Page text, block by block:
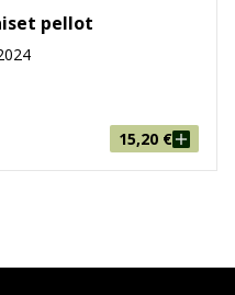
pellot
15,20 €